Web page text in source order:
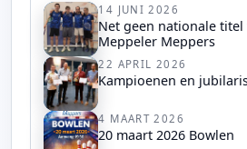
14 JUNI 2026
Net geen nationale
Meppeler Meppers
22 APRIL 2026
Kampioenen en
4 MAART 2026
20 maart 2026 Bowlen